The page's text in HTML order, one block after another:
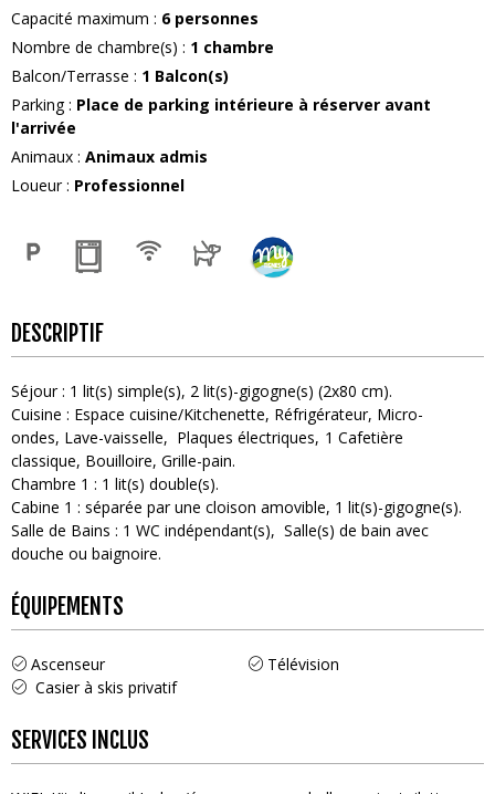
Capacité maximum : 6 personnes
Nombre de chambre(s) : 1 chambre
Balcon/Terrasse : 1 Balcon(s)
Parking: Place de parking intérieure à réserver avant
l'arrivée
Animaux : Animaux admis
Loueur: Professionnel
DESCRIPTIF
Séjour: 1 lit(s) simple(s) 2 lit(s)-gigogne(s) (2x80 cm)
Cuisine : Espace cuisine/Kitchenette Réfrigérateur Micro-
ondes Lave-vaisselle Plaques électriques 1 Cafetière
classique Bouilloire Grille-pain
Chambre 1 : 1 lit(s) double(s)
Cabine 1 : séparée par une cloison amovible 1 lit(s)-gigogne(s)
Salle de Bains : 1 WC indépendant(s)
Salle(s) de bain avec
douche ou baignoire
ÉQUIPEMENTS
Ascenseur
Télévision
Casier à skis privatif
SERVICES INCLUS